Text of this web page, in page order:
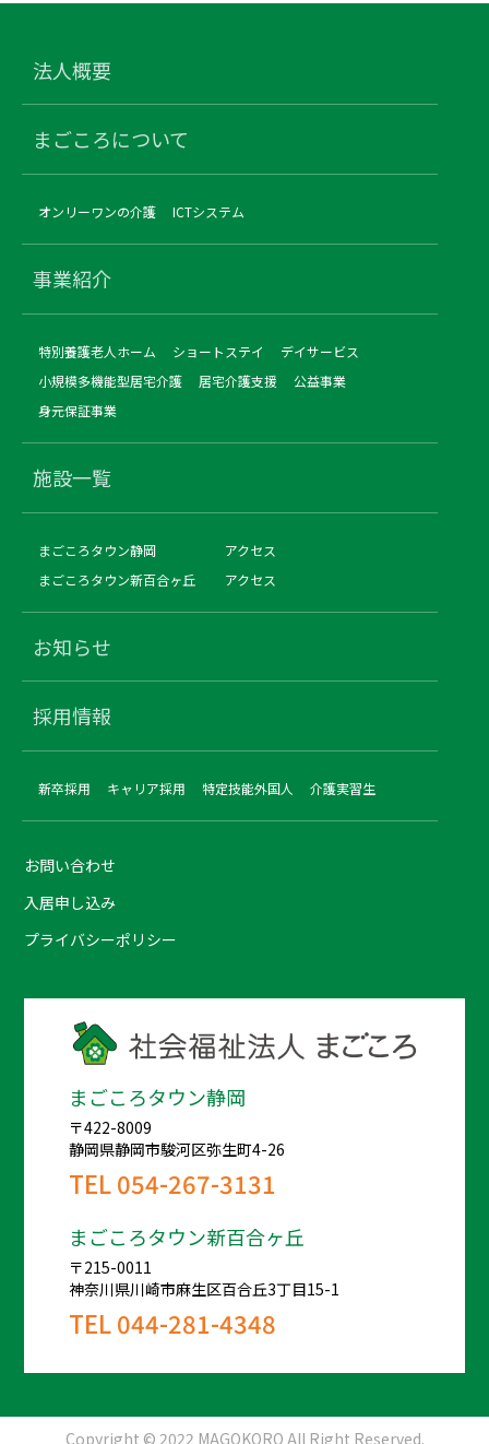
法人概要
まごころについて
オンリーワンの介護 ICTシステム
事業紹介
特別養護老人ホーム ショートステイ
デイサービス
小規模多機能型居宅介護
居宅介護支援
公益事業
身元保証事業
施設一覧
まごころタウン静岡
アクセス
まごころタウン新百合ヶ丘
アクセス
お知らせ
採用情報
新卒採用 キャリア採用 特定技能外国人 介護実習生
お問い合わせ
入居申し込み
プライバシーポリシー
まごころタウン静岡
〒422-8009
静岡県静岡市駿河区弥生町4-26
TEL054-267-3131
まごころタウン新百合ヶ丘
〒215-0011
神奈川県川崎市麻生区百合丘3丁目15-1
TEL044-281-4348
Copyright © 2022 MAGOKORO All Right Reserved.